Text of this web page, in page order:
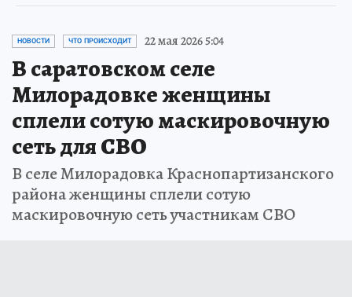
НОВОСТИ ЧТО ПРОИСХОДИТ 22 мая 2026 5:04
В саратовском селе
Милорадовке женщины
сплели сотую маскировочную
сеть для СВО
В селе Милорадовка Краснопартизанского
района женщины сплели сотую
маскировочную сеть участникам СВО